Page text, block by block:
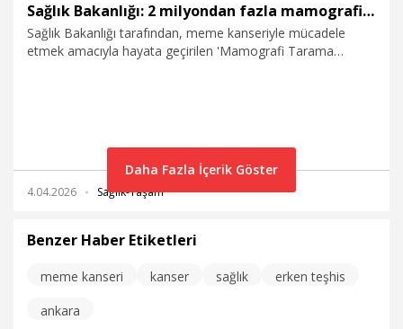
Sağlık Bakanlığı: 2 milyondan fazla mamografi görüntüsü dijital ortamda analiz edildi
Sağlık Bakanlığı tarafından, meme kanseriyle mücadele
etmek amacıyla hayata geçirilen 'Mamografi Tarama
4.04.2026 Sağlık-Yaşam
Daha Fazla İçerik Göster
Benzer Haber Etiketleri
meme kanseri kanser sağlık
erken teşhis
ankara